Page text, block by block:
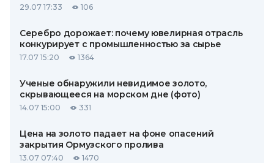
29.07 17:33 106
Серебро дорожает: почему ювелирная отрасль
конкурирует с промышленностью за сырье
17.07 15:20 1364
Ученые обнаружили невидимое золото,
скрывающееся на морском дне (фото)
14.07 15:00 331
Цена на золото падает на фоне опасений
закрытия Ормузского пролива
13.07 07:40 1470